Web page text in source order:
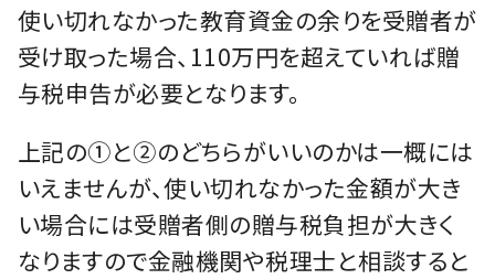
使い切れなかった教育資⾦の余りを受贈者が
受け取った場合、110万円を超えていれば贈
与税申告が必要となります。
上記の①と②のどちらがいいのかは⼀概には
いえませんが、使い切れなかった⾦額が⼤き
い場合には受贈者側の贈与税負担が⼤きく
なりますので⾦融機関や税理⼠と相談すると